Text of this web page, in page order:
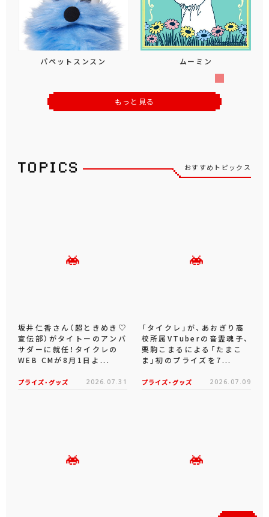
パペットスンスン ムーミン
もっと見る
おすすめトピックス
坂井仁香さん（超ときめき♡
宣伝部）がタイトーのアンバ
サダーに就任！タイクレの
WEB CMが8月1日よ...
プライズ・グッズ 2026.07.31
「タイクレ」が、あおぎり高
校所属VTuberの音霊魂子、
栗駒こまるによる「たまこ
ま」初のプライズを7...
プライズ・グッズ 2026.07.09